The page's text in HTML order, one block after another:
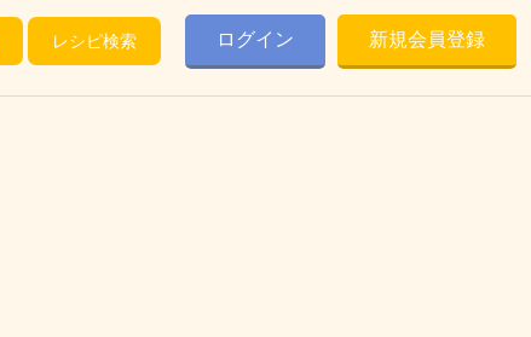
レシピ検索 ログイン 新規会員登録